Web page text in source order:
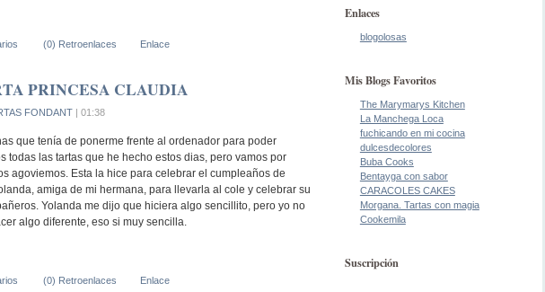
(0) Retroenlaces Enlace
PRINCESA CLAUDIA
FONDANT| 01:38
que tenía de ponerme frente al ordenador para poder
todas las tartas que he hecho estos dias, pero vamos por
agoviemos. Esta la hice para celebrar el cumpleaños de
amiga de mi hermana, para llevarla al cole y celebrar su
Yolanda me dijo que hiciera algo sencillito, pero yo no
algo diferente, eso si muy sencilla.
(0) Retroenlaces Enlace
Enlaces
blogolosas
Mis Blogs Favoritos
The Marymarys Kitchen
La Manchega Loca
fuchicando en mi cocina
dulcesdecolores
Buba Cooks
Bentayga con sabor
CARACOLES CAKES
Morgana. Tartas con magia
Cookemila
Suscripción